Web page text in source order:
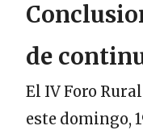
de
El IV Foro
este domingo,